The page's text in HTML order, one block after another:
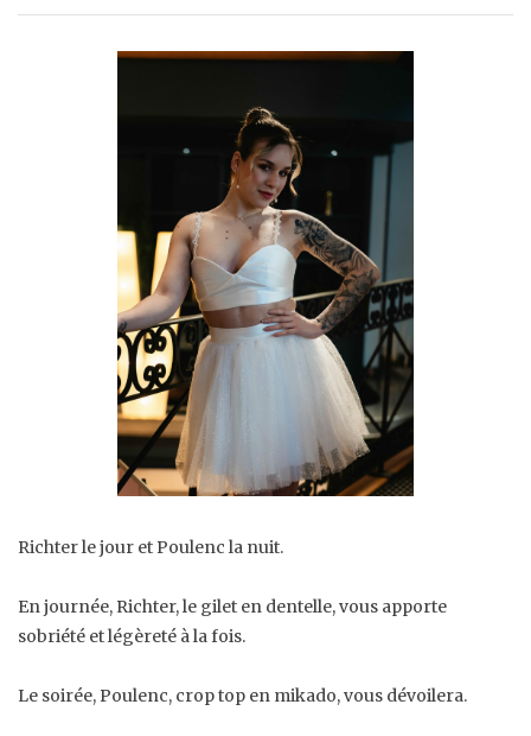
Richter le jour et Poulenc la nuit.
En journée, Richter, le gilet en dentelle, vous apporte
sobriété et légèreté à la fois.
Le soirée, Poulenc, crop top en mikado, vous dévoilera.